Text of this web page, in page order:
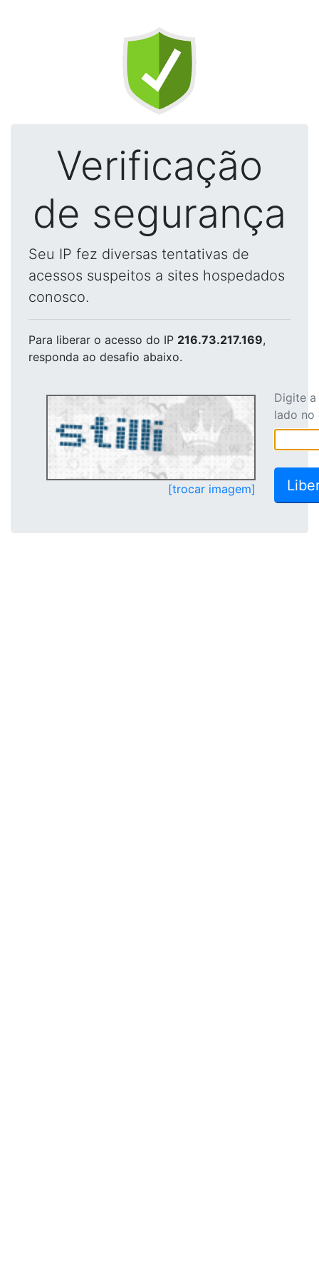
Verificação
de segurança
Seu IP fez diversas tentativas de
acessos suspeitos a sites hospedados
conosco.
Para liberar o acesso do IP 216.73.217.169,
responda ao desafio abaixo.
[trocar imagem]
Digite
lado no